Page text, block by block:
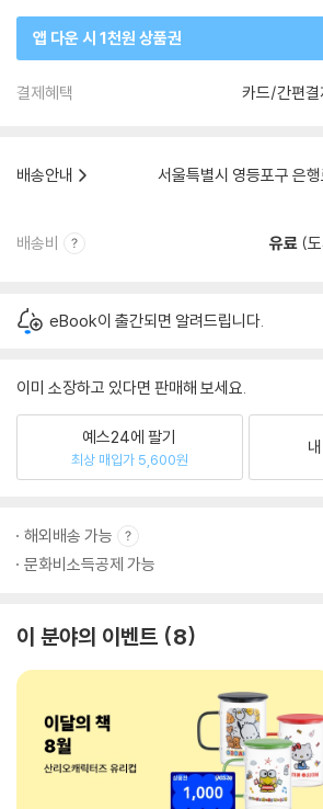
앱 다운 시 1천원 상품권
결제혜택 카드/간편결
배송안내
서울특별시 영등포구 은
배송비 유료 (
eBook이 출간되면 알려드립니다.
이미 소장하고 있다면 판매해 보세요.
예스24에 팔기
최상 매입가 5,600원
해외배송 가능
문화비소득공제 가능
이 분야의 이벤트 8